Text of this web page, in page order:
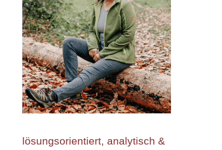
lösungsorientiert, analytisch &